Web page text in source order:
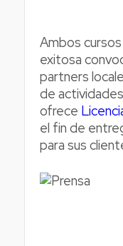
Ambos
exitosa
partners
de
ofrece
el fin de
para sus